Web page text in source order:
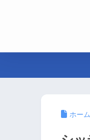
ホーム